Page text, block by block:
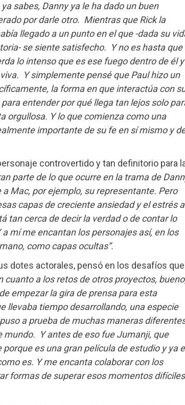
sabes, Danny ya le ha dado un buen
por darle otro. Mientras que Rick la
llegado a un punto en el que -dada su
se siente satisfecho. Y no es hasta que
lo intenso que es ese fuego dentro de él y
Y simplemente pensé que Paul hizo un
la forma en que interactúa con
entender por qué llega tan lejos solo
orgullosa. Y lo que comienza como una
importante de su fe en sí mismo y
controvertido y tan definitorio para
parte de lo que ocurre en la trama de
Mac, por ejemplo, su representante. Pero
capas de creciente ansiedad y el estrés a
tan cerca de decir la verdad o de contar lo
mí me encantan los personajes así, en los
como capas ocultas”.
dotes actorales, pensó en los desafíos que
cuanto a los retos de otros proyectos,
empezar la gira de prensa para esta
llevaba tiempo desarrollando, una especie
a prueba de muchas maneras
mundo. Y antes de eso fue Jumanji, que
es una gran película de estudio y ya
es. Y me encanta colaborar con los
formas de superar esos momentos difíciles